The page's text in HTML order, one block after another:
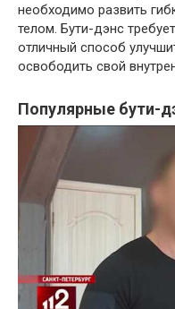
необходимо развить
телом. Бути-дэнс
отличный способ
освободить свой
Популярные бути-